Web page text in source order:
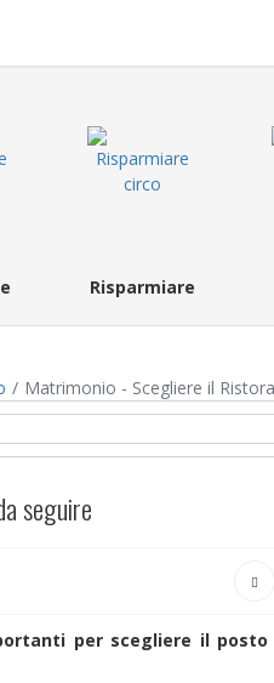
Risparmiare
Matrimonio - Scegliere il
seguire
per scegliere il posto